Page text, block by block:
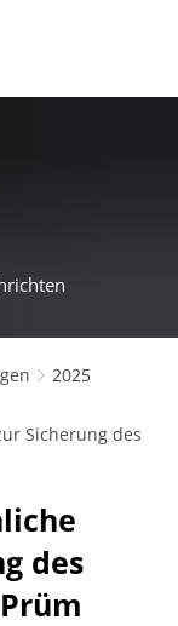
2025
Sicherung des
des